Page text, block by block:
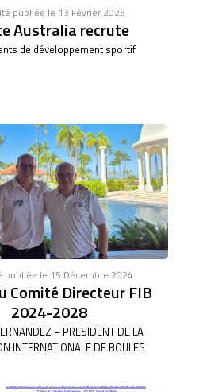
publiée le 13 Février 2025
Australia recrute
de développement sportif
publiée le 15 Décembre 2024
Comité Directeur FIB
2024-2028
– PRESIDENT DE LA
INTERNATIONALE DE BOULES